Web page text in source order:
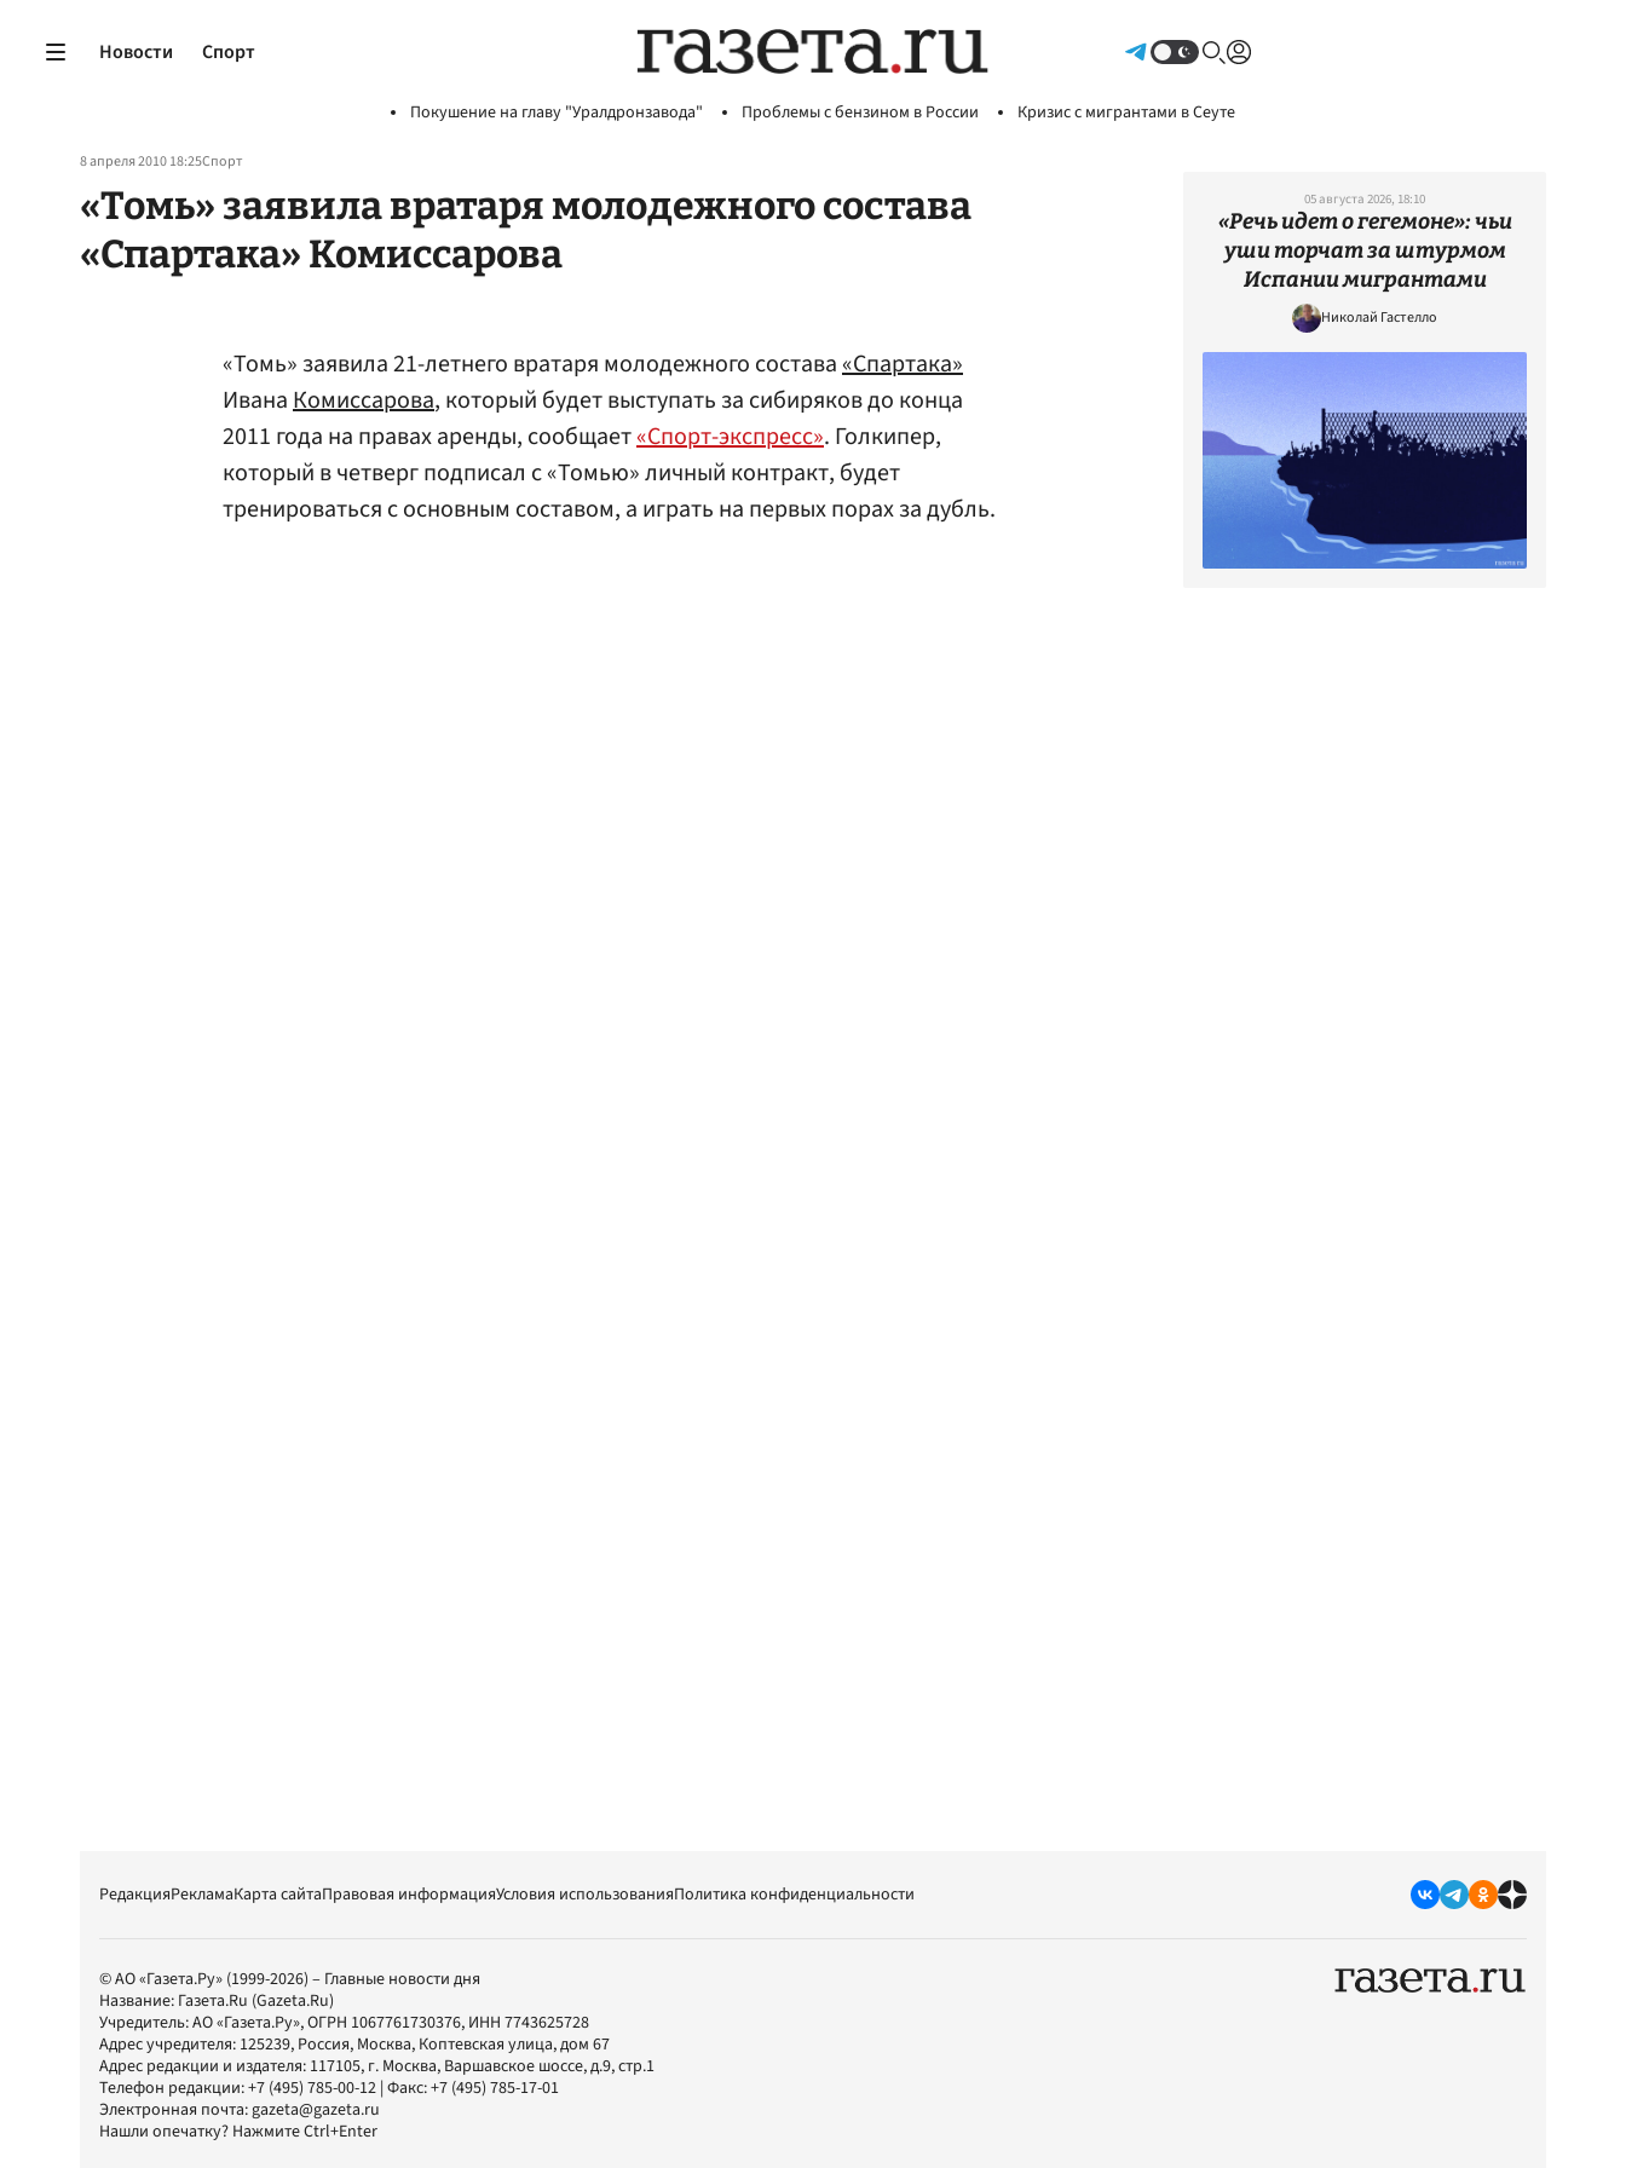
Новости Спорт
Покушение на главу "Уралдронзавода" Проблемы с бензином в России Кризис с мигрантами в Сеуте
8 апреля 2010 18:25Спорт
«Томь» заявила вратаря молодежного состава
«Спартака» Комиссарова
«Томь» заявила 21-летнего вратаря молодежного состава«Спартака»
ИванаКомиссарова, который будет выступать за сибиряков до конца
2011 года на правах аренды, сообщает«Спорт-экспресс». Голкипер,
который в четверг подписал с «Томью» личный контракт, будет
тренироваться с основным составом, а играть на первых порах за дубль.
05 августа 2026, 18:10
«Речь идет о гегемоне»: чьи
уши торчат за штурмом
Испании мигрантами
Николай Гастелло
РедакцияРекламаКарта сайтаПравовая информацияУсловия использованияПолитика конфиденциальности
© АО «Газета.Ру» (1999-2026) – Главные новости дня
Название: Газета.Ru (Gazeta.Ru)
Учредитель:АО «Газета.Ру», ОГРН 1067761730376, ИНН 7743625728
Адрес учредителя: 125239, Россия, Москва, Коптевская улица, дом 67
Адрес редакции и издателя: 117105, г. Москва, Варшавское шоссе, д.9, стр.1
Телефон редакции:+7 (495) 785-00-12 | Факс:+7 (495) 785-17-01
Электронная почта:gazeta@gazeta.ru
Нашли опечатку? Нажмите Ctrl+Enter